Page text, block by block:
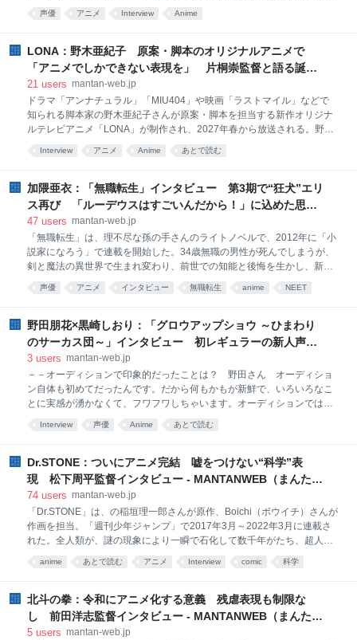
午後11時から放送される。秋田書店のマンガサイト「Souffle（スーフ
ル）」で連載中の13世紀のモンゴルを舞台としたマンガで、モンゴル帝
帝国を内側から崩壊させようと決意する……というストーリー。「ひろ
がるスカイ！プリキュア」などで知られる関根明良さんが主人公・シタ
ラ、第48回日本アカデミー賞の新人俳優賞を受賞したことも話題の俳優
る。齋藤さんがテレビアニメに出演するのは初めて。関根さんと齋藤さ
んに、アニメの収録について聞いた。
声優 アニメ Interview Anime
LONA：野木亜紀子 原案・脚本のオリジナルアニメで
「アニメでしかできない表現を」 片桐崇監督と語る誕生
の裏側 - MANTANWEB（まんたんウェブ）
21 users mantan-web.jp
ドラマ「アンナチュラル」「MIU404」や映画「ラストマイル」などで
知られる脚本家の野木亜紀子さんが原案・脚本を担当する新作オリジナ
ルテレビアニメ「LONA」が制作され、2027年春から放送される。野木
さんは、2022年公開の劇場版アニメ「犬王」（古川日出男さん原作）の
脚本を手掛けたことがあるが、テレビアニメの原案・脚本を担当するの
桐崇さんが監督を務め、「進撃の巨人」「SPY×FAMILY」などのWIT
STUDIOがアニメを制作する。オリジナルということで、まだまだ謎も
多いが、一体どんなアニメになるのだろうか。野木さんと片桐監督を直
Interview アニメ Anime あとで読む
加隈亜衣：「無職転生」インタビュー 第3期で“狂犬”エリ
ス再び 「ルーデウスはすごいんだから！」に込めた思い
- MANTANWEB（まんたんウェブ）
47 users mantan-web.jp
「無職転生」は、理不尽な孫の手さんのライトノベルで、2012年に「小
説家になろう」で連載を開始した。34歳無職の男性が死んでしまうが、
剣と魔法の異世界で生まれ変わり、前世での知能と後悔を生かし、新た
な人生が動き始める……というストーリー。“なろう系”ラノベのパイオ
ニアとされる人気作だ。テレビアニメ第1期の第1クールが2021年1～3
第2クールが2024年4～6月に放送された。第3期は、7月4日にTOKYO
MX、ABEMA、dアニメストアで先行して放送、配信され、7月5日から
BS11ほかで放送。7月12日以降はTOKYO MXほかで毎週日曜深夜0時に
で、剣の道へと進む赤髪美少女。第1期は、転移事件でルーデウスと共
に魔大陸へと飛ばされ、冒険の末、消し飛んで
声優 アニメ インタビュー 無職転生 anime NEET
野田朋花×黒崎しおり：「グロウアップショウ ～ひまわり
のサーカス団～」インタビュー 初レギュラーの新人声
優 初めてだらけで「何もかもが新鮮」 -
MANTANWEB（まんたんウェブ）
3 users mantan-web.jp
－－オーディションで印象的だったことは？ 野田さん オーディショ
ン自体も初めてだったんです。だから何もかもが新鮮で、いろいろなこ
とに実感が湧かなくて、フワフワしちゃいます。オーディションではし
おたん（黒崎さん）と掛け合いでした。 黒崎さん ともちん（野田さ
ん）が第一声を発したとき、あまりにも瑞佳すぎて、私がダメだったと
なくて、相手の手応えを感じていました。隣に瑞佳がいたんです！ 私
が桜翔になれたのは、ともちんのおかげです。 野田さん しおたんも想
像していた桜翔でしたし、ぴったりだと思っていました。私は初めての
その気持ちは一旦置いて、とりあえず楽しもうと思ってマイクの前で掛
け合いをしていました。どうせ緊張するのなら、この状況を楽しむしか
ないという気持ちで、手応えとい
Interview 声優 Anime あとで読む
Dr.STONE：ついにアニメ完結 嘘をつけない“科学”表
現 松下周平監督インタビュー - MANTANWEB（まんたん
ウェブ）
74 users mantan-web.jp
「Dr.STONE」は、の稲垣理一郎さんが原作、Boichi（ボウイチ）さんが
作画を担当。「週刊少年ジャンプ」で2017年3月～2022年3月に連載さ
れた。全人類が、謎の現象により一瞬で石化して数千年がたち、超人的
な頭脳を持つ根っからの科学少年・石神千空が目覚め、科学を駆使し、
仲間を探し、世界を取り戻すことを決意する。千空は科学を駆使して、
上。 テレビアニメ第1期が2019年7～12月、第2期が2021年1～3月、テ
レビスペシャル「Dr.STONE 龍水」が2022年7月、第3期の第1クールが
2023年4～6月、第2クールが同10～12月に放送された。最終シーズンは
anime あとで読む アニメ Interview comic 科学
北斗の拳：令和にアニメ化する意義 残虐表現も制限な
し 前田洋志監督インタビュー - MANTANWEB（まんたん
ウェブ）
5 users mantan-web.jp